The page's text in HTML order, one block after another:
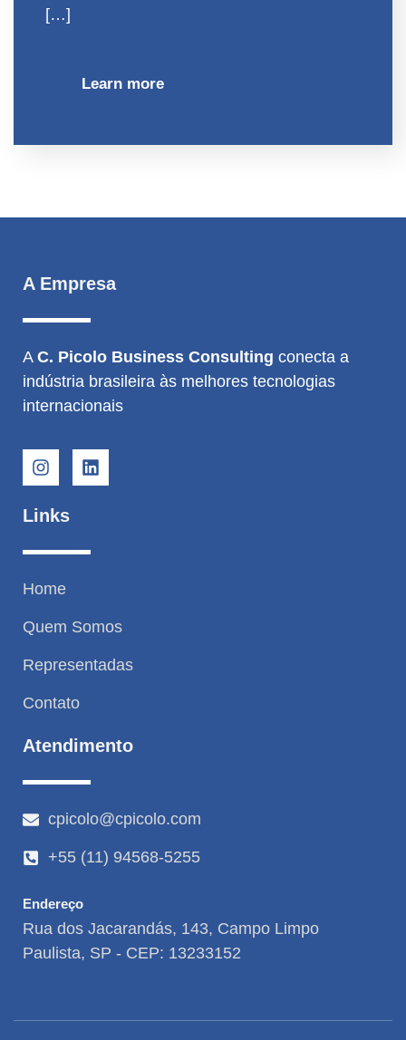
[…]
Learn more
A Empresa
A C. Picolo Business Consulting conecta a
indústria brasileira às melhores tecnologias
internacionais
Links
Home
Quem Somos
Representadas
Contato
Atendimento
cpicolo@cpicolo.com
+55 (11) 94568-5255
Endereço
Rua dos Jacarandás, 143, Campo Limpo
Paulista, SP - CEP: 13233152